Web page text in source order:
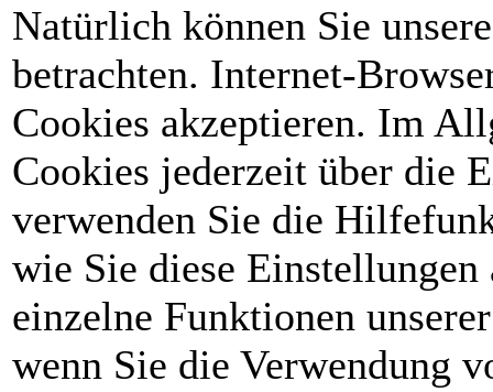
Natürlich können Sie
betrachten. Internet-
Cookies akzeptieren. Im
Cookies jederzeit über die
verwenden Sie die
wie Sie diese Einstellungen
einzelne Funktionen
wenn Sie die Verwendung